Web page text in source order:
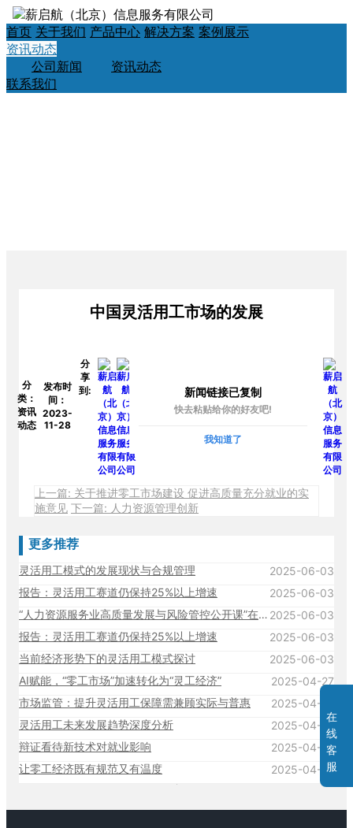
首页 关于我们 产品中心 解决方案 案例展示
资讯动态
公司新闻
资讯动态
联系我们
中国灵活用工市场的发展
分
类：
资讯
动态
发布时
间：
2023-
11-28
分
享
到:
新闻链接已复制
快去粘贴给你的好友吧!
我知道了
上一篇: 关于推进零工市场建设 促进高质量充分就业的实
施意见 下一篇: 人力资源管理创新
更多推荐
灵活用工模式的发展现状与合规管理
2025-06-03
报告：灵活用工赛道仍保持25%以上增速
2025-06-03
“人力资源服务业高质量发展与风险管控公开课”在中国人民大学成功举办！ 2025-06-03
报告：灵活用工赛道仍保持25%以上增速
2025-06-03
当前经济形势下的灵活用工模式探讨
2025-06-03
AI赋能，“零工市场”加速转化为“灵工经济”
2025-04-27
市场监管：提升灵活用工保障需兼顾实际与普惠
2025-04-27
灵活用工未来发展趋势深度分析
2025-04-27
辩证看待新技术对就业影响
2025-04-27
让零工经济既有规范又有温度
2025-04-27
在
线
客
服